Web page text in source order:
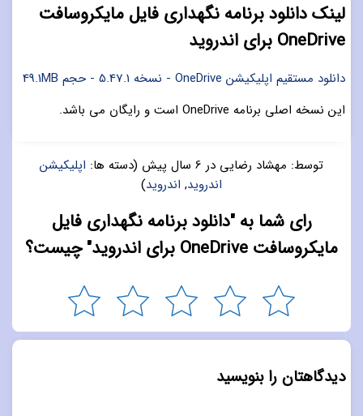
لینک دانلود برنامه نگهداری فایل مایکروسافت
OneDrive برای اندروید
دانلود مستقیم اپلیکیشن OneDrive - نسخه 5.47.1 - حجم 49.1MB
این نسخه اصلی برنامه OneDrive است و رایگان می باشد.
توسط: مهشاد رضایی در 6 سال پیش (دسته ها: اپلیکیشن
اندروید, اندروید)
رای شما به "دانلود برنامه نگهداری فایل
مایکروسافت OneDrive برای اندروید" چیست؟
دیدگاهتان را بنویسید